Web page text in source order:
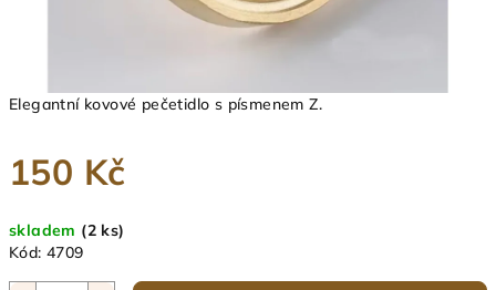
Elegantní kovové pečetidlo s písmenem Z.
150 Kč
cena:
skladem (2 ks)
Kód: 4709